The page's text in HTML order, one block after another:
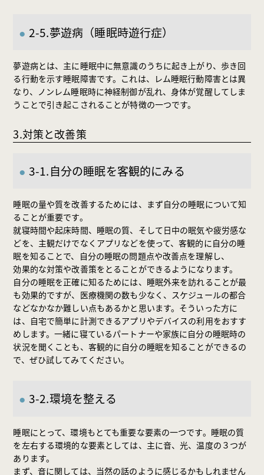
2-5.夢遊病（睡眠時遊行症）
夢遊病とは、主に睡眠中に無意識のうちに起き上がり、歩き回
る行動を示す睡眠障害です。これは、レム睡眠行動障害とは異
なり、ノンレム睡眠時に神経制御が乱れ、身体が覚醒してしま
うことで引き起こされることが特徴の一つです。
3.対策と改善策
3-1.自分の睡眠を客観的にみる
睡眠の量や質を改善するためには、まず自分の睡眠について知
ることが重要です。
就寝時間や起床時間、睡眠の質、そして日中の眠気や疲労感な
どを、主観だけでなくアプリなどを使って、客観的に自分の睡
眠を知ることで、自分の睡眠の問題点や改善点を理解し、
効果的な対策や改善策をとることができるようになります。
自分の睡眠を正確に知るためには、睡眠外来を訪れることが最
も効果的ですが、医療機関の数も少なく、スケジュールの都合
などなかなか難しい点もあるかと思います。そういった方に
は、自宅で簡単に計測できるアプリやデバイスの利用をおすす
めします。一緒に寝ているパートナーや家族に自分の睡眠時の
状況を聞くことも、客観的に自分の睡眠を知ることができるの
で、ぜひ試してみてください。
3-2.環境を整える
睡眠にとって、環境もとても重要な要素の一つです。睡眠の質
を左右する環境的な要素としては、主に音、光、温度の３つが
あります。
まず、音に関しては、当然の話のように感じるかもしれません